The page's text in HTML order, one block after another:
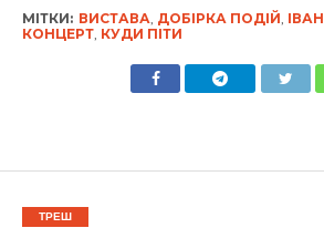
МІТКИ: ВИСТАВА ДОБІРКА ПОДІЙ
КОНЦЕРТ, КУДИ ПІТИ
ТРЕШ